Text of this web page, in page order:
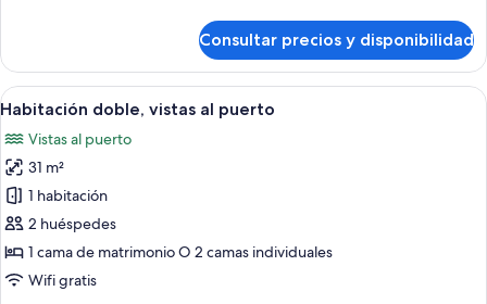
doble,
mascotas
Consultar precios y disponibilidad
Abrir
todas
las
fotos
de
Habitación
doble,
vistas
Habitación de hotel con una cama
5
Habitación doble, vistas al puerto
Vistas al puerto
31 m²
1 habitación
2 huéspedes
1 cama de matrimonio O 2 camas individuales
Wifi gratis